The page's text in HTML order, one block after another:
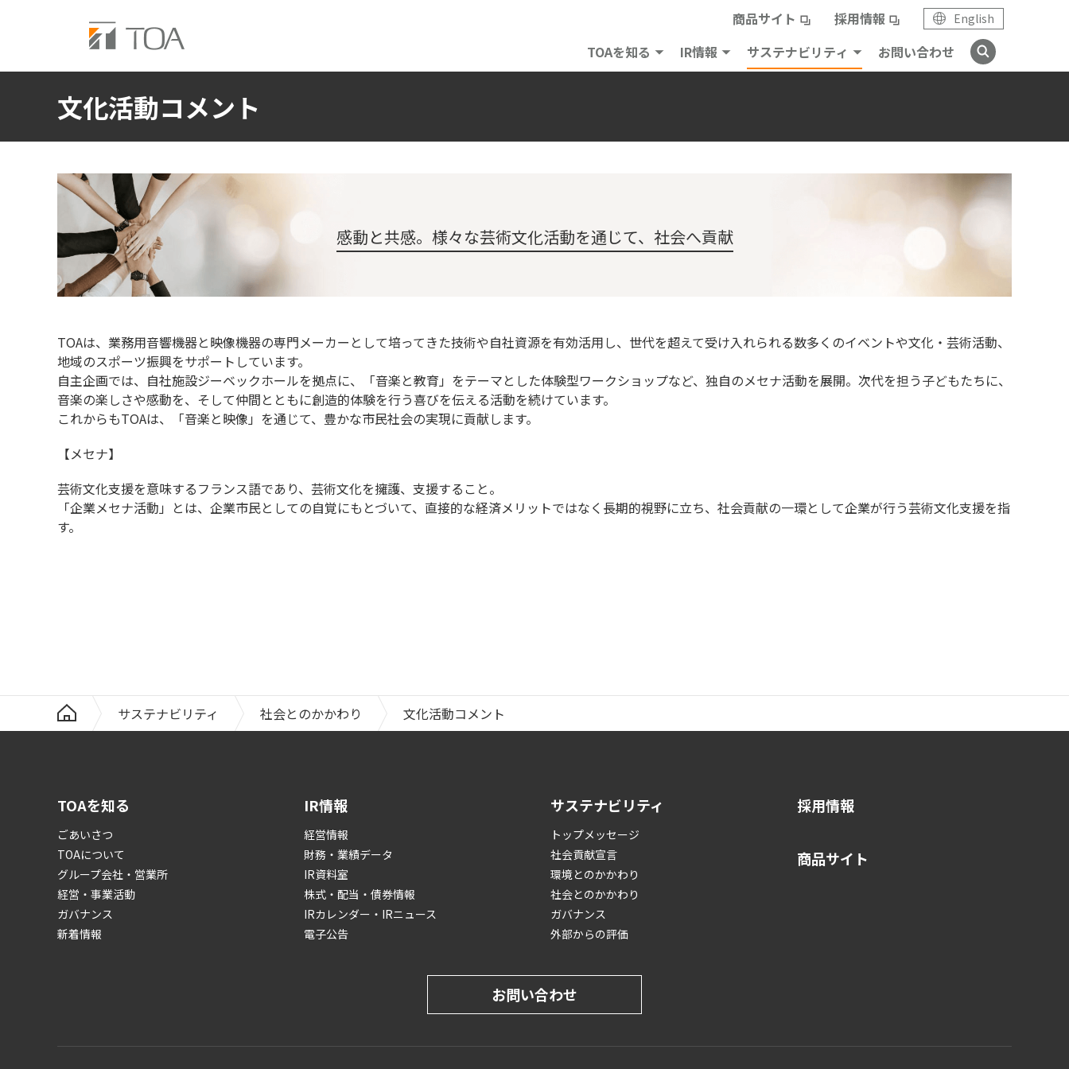
商品サイト 採用情報 English
TOAを知る IR情報 サステナビリティ お問い合わせ
文化活動コメント
感動と共感。 様々な芸術文化活動を通じて、 社会へ貢献
TOAは、業務用音響機器と映像機器の専門メーカーとして培ってきた技術や自社資源を有効活用し、世代を超えて受け入れられる数多くのイベントや文化・芸術活動、
地域のスポーツ振興をサポートしています。
自主企画では、自社施設ジーベックホールを拠点に、「音楽と教育」をテーマとした体験型ワークショップなど、独自のメセナ活動を展開。次代を担う子どもたちに、
音楽の楽しさや感動を、そして仲間とともに創造的体験を行う喜びを伝える活動を続けています。
これからもTOAは、「音楽と映像」を通じて、豊かな市民社会の実現に貢献します。
【メセナ】
芸術文化支援を意味するフランス語であり、芸術文化を擁護、支援すること。
「企業メセナ活動」とは、企業市民としての自覚にもとづいて、直接的な経済メリットではなく長期的視野に立ち、社会貢献の一環として企業が行う芸術文化支援を指
す。
サステナビリティ 社会とのかかわり 文化活動コメント
TOAを知る
ごあいさつ
TOAについて
グループ会社・営業所
経営・事業活動
ガバナンス
新着情報
IR情報
経営情報
財務・業績データ
IR資料室
株式・配当・債券情報
IRカレンダー・IRニュース
電子公告
サステナビリティ
トップメッセージ
社会貢献宣言
環境とのかかわり
社会とのかかわり
ガバナンス
外部からの評価
採用情報
商品サイト
お問い合わせ